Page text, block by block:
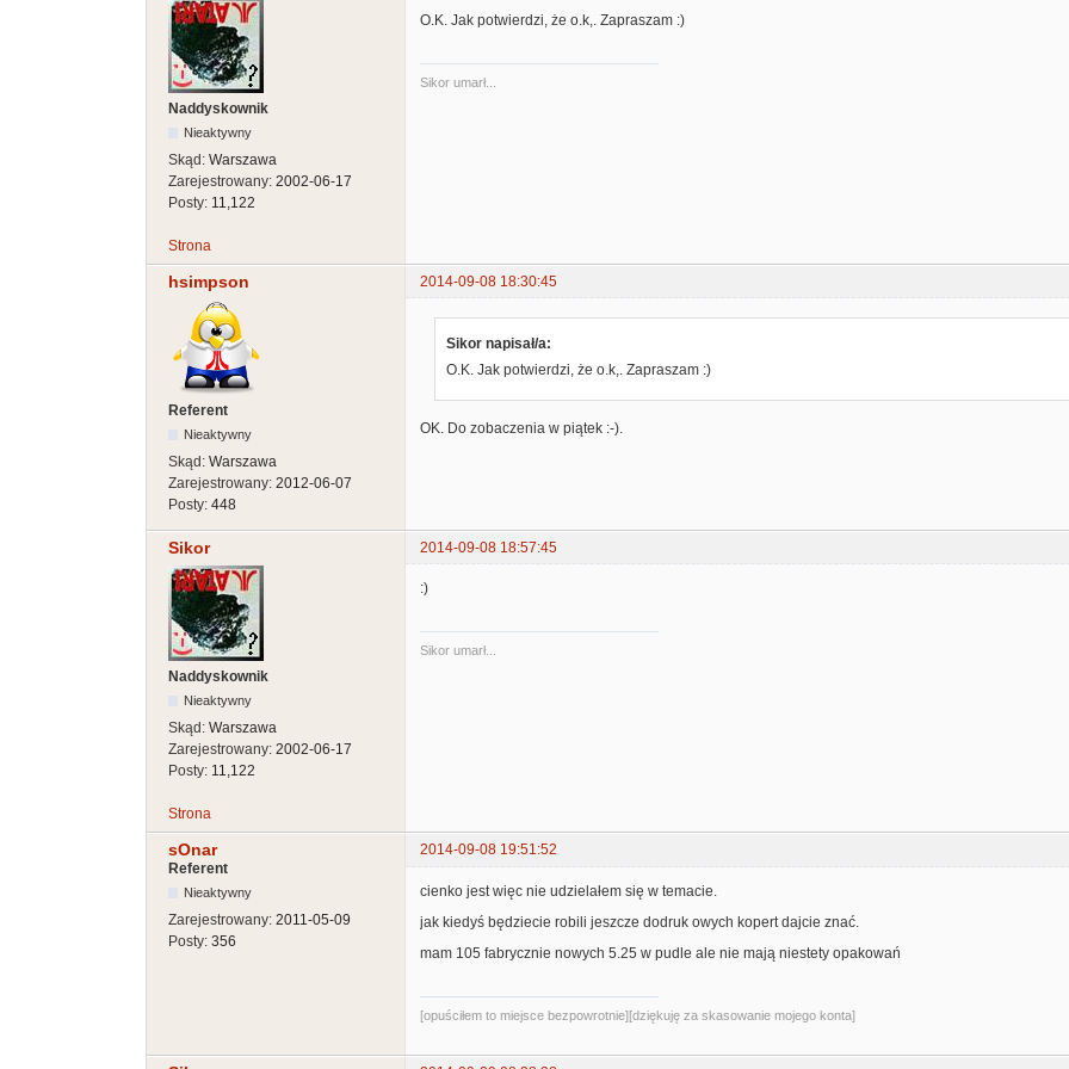
Naddyskownik
Nieaktywny
Skąd: Warszawa
Zarejestrowany: 2002-06-17
Posty: 11,122
O.K. Jak potwierdzi, że o.k,. Zapraszam :)
Sikor umarł...
Strona
hsimpson 2014-09-08 18:30:45
Referent
Nieaktywny
Skąd: Warszawa
Zarejestrowany: 2012-06-07
Posty: 448
Sikor napisał/a:
O.K. Jak potwierdzi, że o.k,. Zapraszam :)
OK. Do zobaczenia w piątek :-).
Sikor 2014-09-08 18:57:45
Naddyskownik
Nieaktywny
Skąd: Warszawa
Zarejestrowany: 2002-06-17
Posty: 11,122
:)
Sikor umarł...
Strona
sOnar
2014-09-08 19:51:52
Referent
Nieaktywny
Zarejestrowany: 2011-05-09
Posty: 356
cienko jest więc nie udzielałem się w temacie.
jak kiedyś będziecie robili jeszcze dodruk owych kopert dajcie znać.
mam 105 fabrycznie nowych 5.25 w pudle ale nie mają niestety opakowań
[opuściłem to miejsce bezpowrotnie][dziękuję za skasowanie mojego konta]